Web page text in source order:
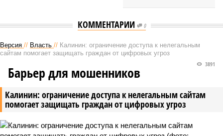
КОММЕНТАРИИ 0
Версия // Власть // Калинин: ограничение доступа к нелегальным
сайтам помогает защищать граждан от цифровых угроз
Калинин: ограничение доступа к нелегальным сайтам
помогает защищать граждан от цифровых угроз
3891
Барьер для мошенников